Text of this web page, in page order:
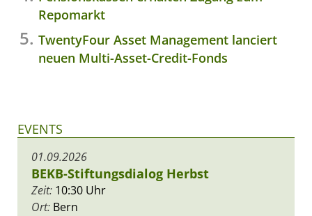
Repomarkt
TwentyFour Asset Management lanciert
neuen Multi-Asset-Credit-Fonds
EVENTS
01.09.2026
BEKB-Stiftungsdialog Herbst
Zeit: 10:30 Uhr
Ort: Bern